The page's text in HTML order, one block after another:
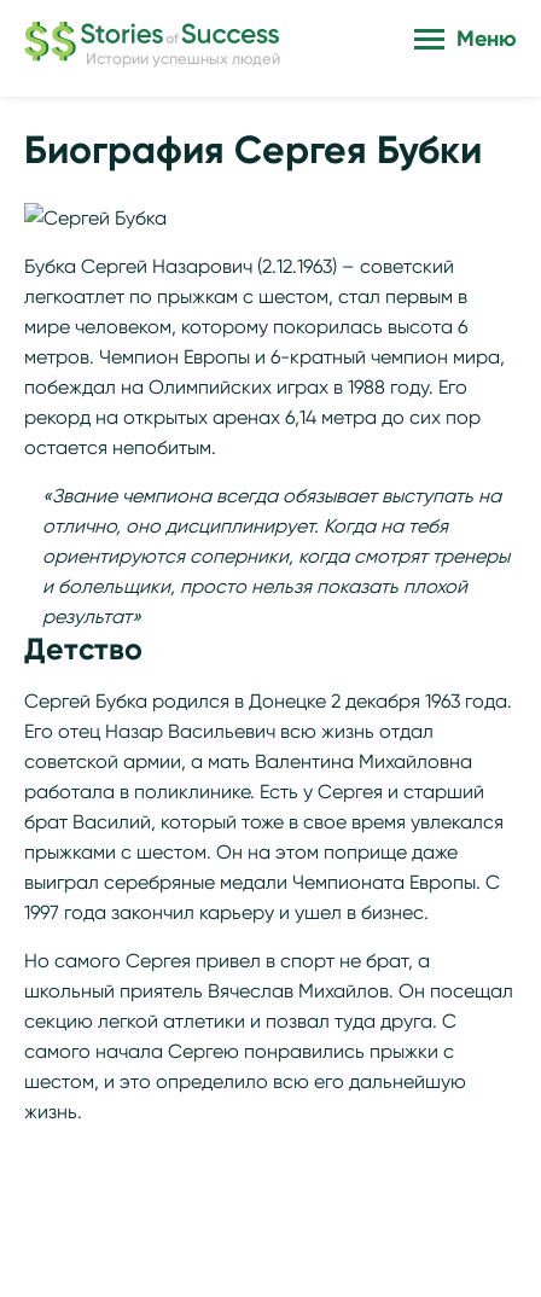
Истории успешных людей
Меню
Биография Сергея Бубки
Бубка Сергей Назарович (2.12.1963) – советский
легкоатлет по прыжкам с шестом, стал первым в
мире человеком, которому покорилась высота 6
метров. Чемпион Европы и 6-кратный чемпион мира,
побеждал на Олимпийских играх в 1988 году. Его
рекорд на открытых аренах 6,14 метра до сих пор
остается непобитым.
«Звание чемпиона всегда обязывает выступать на
отлично, оно дисциплинирует. Когда на тебя
ориентируются соперники, когда смотрят тренеры
и болельщики, просто нельзя показать плохой
результат»
Детство
Сергей Бубка родился в Донецке 2 декабря 1963 года.
Его отец Назар Васильевич всю жизнь отдал
советской армии, а мать Валентина Михайловна
работала в поликлинике. Есть у Сергея и старший
брат Василий, который тоже в свое время увлекался
прыжками с шестом. Он на этом поприще даже
выиграл серебряные медали Чемпионата Европы. С
1997 года закончил карьеру и ушел в бизнес.
Но самого Сергея привел в спорт не брат, а
школьный приятель Вячеслав Михайлов. Он посещал
секцию легкой атлетики и позвал туда друга. С
самого начала Сергею понравились прыжки с
шестом, и это определило всю его дальнейшую
жизнь.